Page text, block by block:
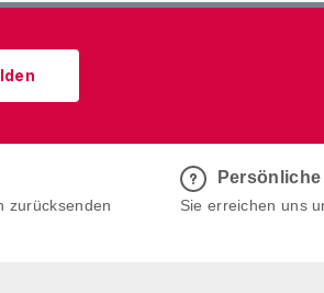
zurücksenden Sie erreichen uns